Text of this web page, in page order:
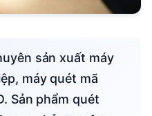
máy quét mã
Sản phẩm quét